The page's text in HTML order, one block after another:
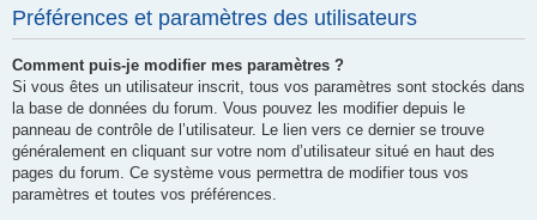
Préférences et paramètres des utilisateurs
Comment puis-je modifier mes paramètres ?
Si vous êtes un utilisateur inscrit, tous vos paramètres sont stockés dans
la base de données du forum. Vous pouvez les modifier depuis le
panneau de contrôle de l’utilisateur. Le lien vers ce dernier se trouve
généralement en cliquant sur votre nom d’utilisateur situé en haut des
pages du forum. Ce système vous permettra de modifier tous vos
paramètres et toutes vos préférences.